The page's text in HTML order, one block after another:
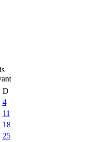
D
4
11
18
25